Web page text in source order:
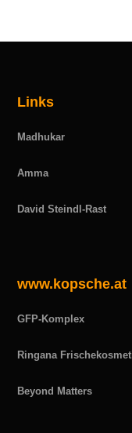
Links
Madhukar
Amma
David Steindl-Rast
www.kopsche.at
GFP-Komplex
Ringana
Beyond Matters